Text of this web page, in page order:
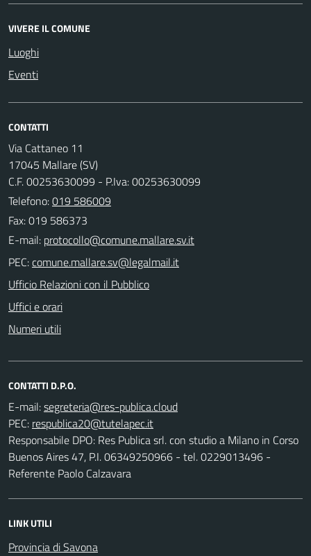
VIVERE IL COMUNE
Luoghi
Eventi
CONTATTI
Via Cattaneo 11
17045 Mallare (SV)
C.F. 00253630099 - P.Iva: 00253630099
Telefono:019 586009
Fax: 019 586373
E-mail:
PEC:
Ufficio Relazioni con il Pubblico
Uffici e orari
Numeri utili
CONTATTI D.P.O.
E-mail:
PEC:
Responsabile DPO: Res Publica srl. con studio a Milano in Corso
Buenos Aires 47, P.I. 06349250966 - tel. 0229013496 -
Referente Paolo Calzavara
LINK UTILI
Provincia di Savona